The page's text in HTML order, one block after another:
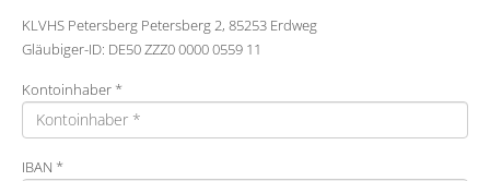
KLVHS Petersberg Petersberg 2, 85253 Erdweg
Gläubiger-ID: DE50 ZZZ0 0000 0559 11
Kontoinhaber *
IBAN *